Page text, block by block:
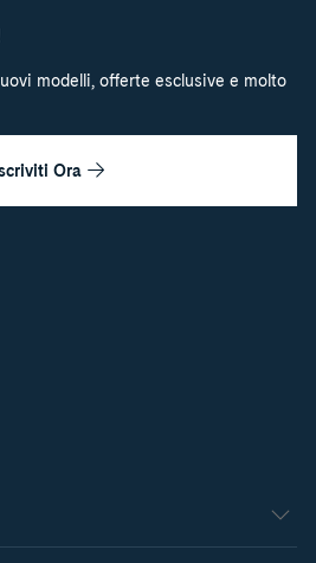
modelli, offerte esclusive e molto
Ora